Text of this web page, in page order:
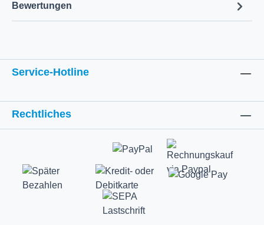
Bewertungen
Service-Hotline
Rechtliches